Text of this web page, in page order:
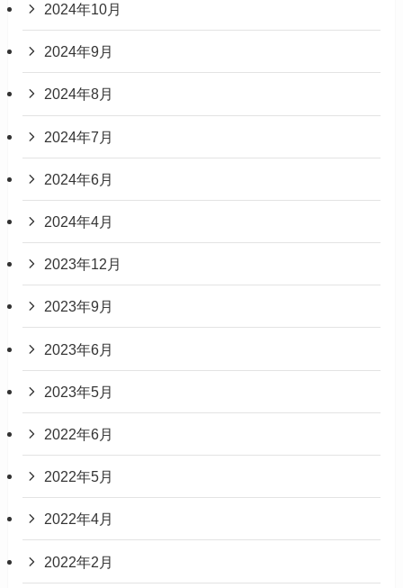
2024年10月
2024年9月
2024年8月
2024年7月
2024年6月
2024年4月
2023年12月
2023年9月
2023年6月
2023年5月
2022年6月
2022年5月
2022年4月
2022年2月